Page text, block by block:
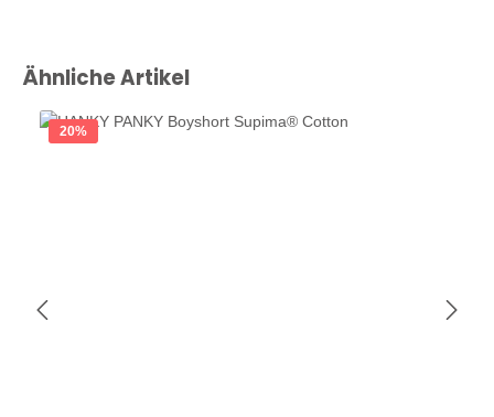
Produktgalerie überspringen
Ähnliche Artikel
20%